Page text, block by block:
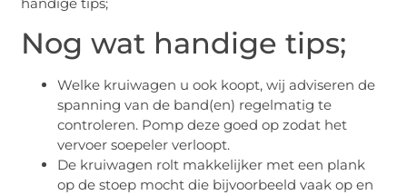
Nog wat handige tips;
Welke kruiwagen u ook koopt, wij adviseren de
spanning van de band(en) regelmatig te
controleren. Pomp deze goed op zodat het
vervoer soepeler verloopt.
De kruiwagen rolt makkelijker met een plank
op de stoep mocht die bijvoorbeeld vaak op en